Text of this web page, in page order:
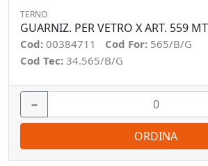
TERNO
GUARNIZ. PER VETRO X ART. 559
Cod: 00384711 Cod For: 565/B/G
Cod Tec: 34.565/B/G
−
ORDINA